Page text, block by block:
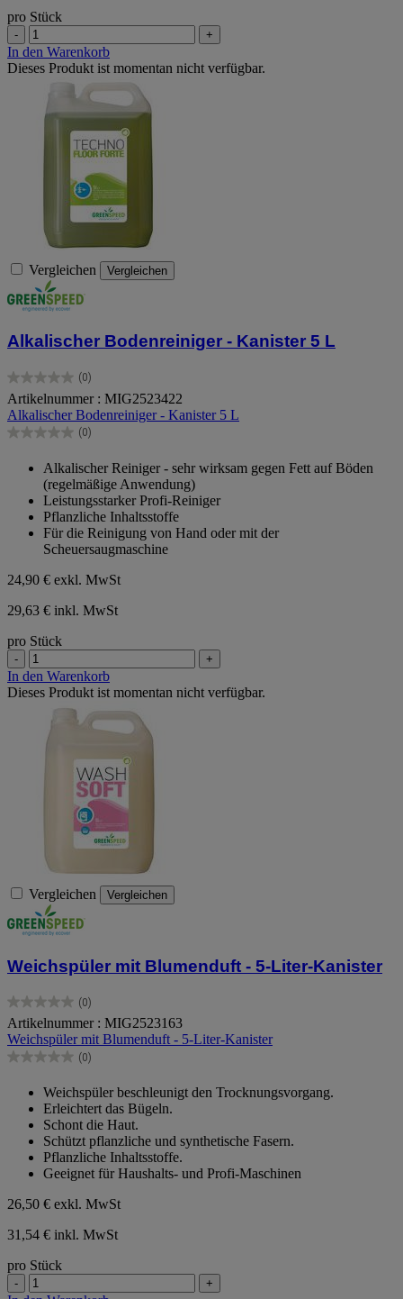
pro Stück
- +
In den Warenkorb
Dieses Produkt ist momentan nicht verfügbar.
Vergleichen Vergleichen
Alkalischer Bodenreiniger - Kanister 5 L
(0)
0.0
von
5
Sternen.
Artikelnummer : MIG2523422
Alkalischer Bodenreiniger - Kanister 5 L
(0)
0.0
Sternen.
Alkalischer Reiniger - sehr wirksam gegen Fett auf Böden
(regelmäßige Anwendung)
Leistungsstarker Profi-Reiniger
Pflanzliche Inhaltsstoffe
Für die Reinigung von Hand oder mit der
Scheuersaugmaschine
24,90 € exkl. MwSt
29,63 € inkl. MwSt
pro Stück
- +
In den Warenkorb
Dieses Produkt ist momentan nicht verfügbar.
Vergleichen Vergleichen
Weichspüler mit Blumenduft - 5-Liter-Kanister
(0)
0.0
von
5
Sternen.
Artikelnummer : MIG2523163
Weichspüler mit Blumenduft - 5-Liter-Kanister
(0)
0.0
Sternen.
Weichspüler beschleunigt den Trocknungsvorgang.
Erleichtert das Bügeln.
Schont die Haut.
Schützt pflanzliche und synthetische Fasern.
Pflanzliche Inhaltsstoffe.
Geeignet für Haushalts- und Profi-Maschinen
26,50 € exkl. MwSt
31,54 € inkl. MwSt
pro Stück
- +